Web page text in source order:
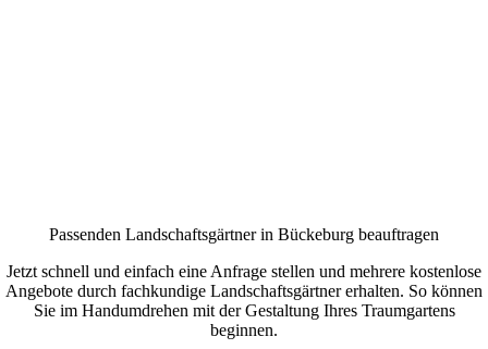
Passenden Landschaftsgärtner in Bückeburg beauftragen
Jetzt schnell und einfach eine Anfrage stellen und mehrere kostenlose
Angebote durch fachkundige Landschaftsgärtner erhalten. So können
Sie im Handumdrehen mit der Gestaltung Ihres Traumgartens
beginnen.